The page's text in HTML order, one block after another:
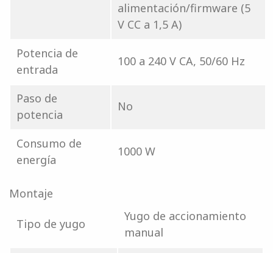
alimentación/firmware (5
V CC a 1,5 A)
Potencia de
entrada
100 a 240 V CA, 50/60 Hz
Paso de
potencia
No
Consumo de
energía
1000 W
Montaje
Tipo de yugo
Yugo de accionamiento
manual